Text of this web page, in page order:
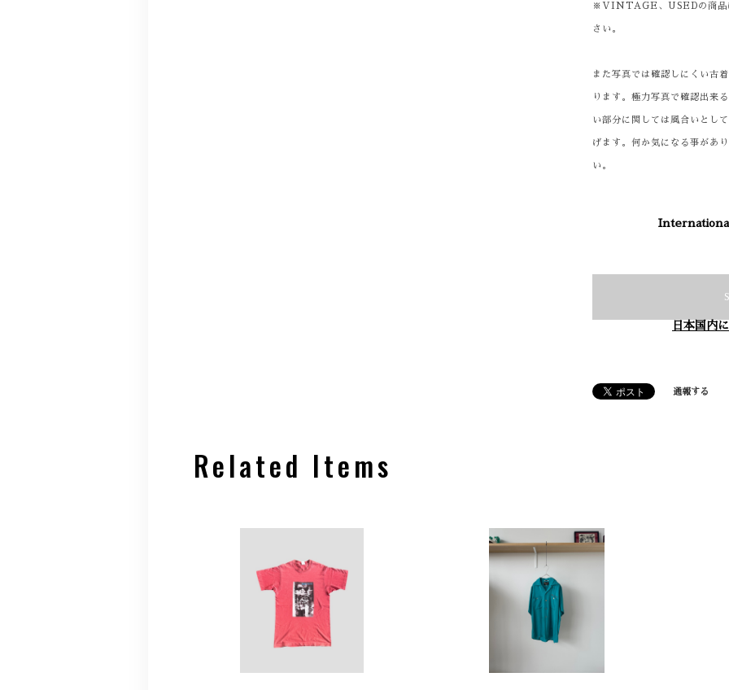
※VINTAGE、USEDの商品
さい。
また写真では確認しにくい古
ります。極力写真で確認出来
い部分に関しては風合いとし
げます。何か気になる事があ
い。
日本国内
通報する
Related Items